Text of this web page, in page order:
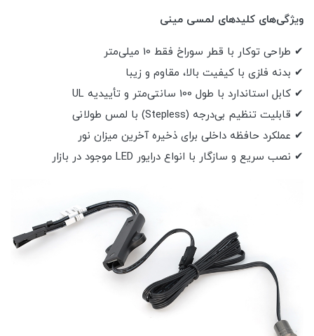
ویژگی‌های کلیدهای لمسی مینی
✔ طراحی توکار با قطر سوراخ فقط 10 میلی‌متر
✔ بدنه فلزی با کیفیت بالا، مقاوم و زیبا
✔ کابل استاندارد با طول 100 سانتی‌متر و تأییدیه UL
✔ قابلیت تنظیم بی‌درجه (Stepless) با لمس طولانی
✔ عملکرد حافظه داخلی برای ذخیره آخرین میزان نور
✔ نصب سریع و سازگار با انواع درایور LED موجود در بازار